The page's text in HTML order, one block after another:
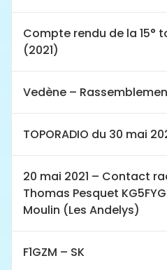
Compte rendu de la 15°
(2021)
Vedène –
TOPORADIO du 30 mai
20 mai 2021 – Contact
Thomas Pesquet
Moulin (Les Andelys)
F1GZM – SK